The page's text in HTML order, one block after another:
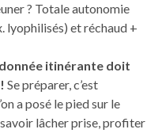
? Totale autonomie
lyophilisés) et réchaud +
itinérante doit
Se préparer, c’est
a posé le pied sur le
lâcher prise, profiter